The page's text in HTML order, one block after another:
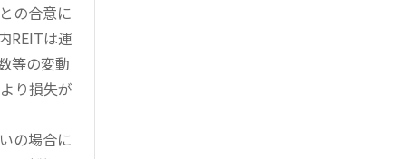
の合意に
REITは運
等の変動
り損失が
の場合に